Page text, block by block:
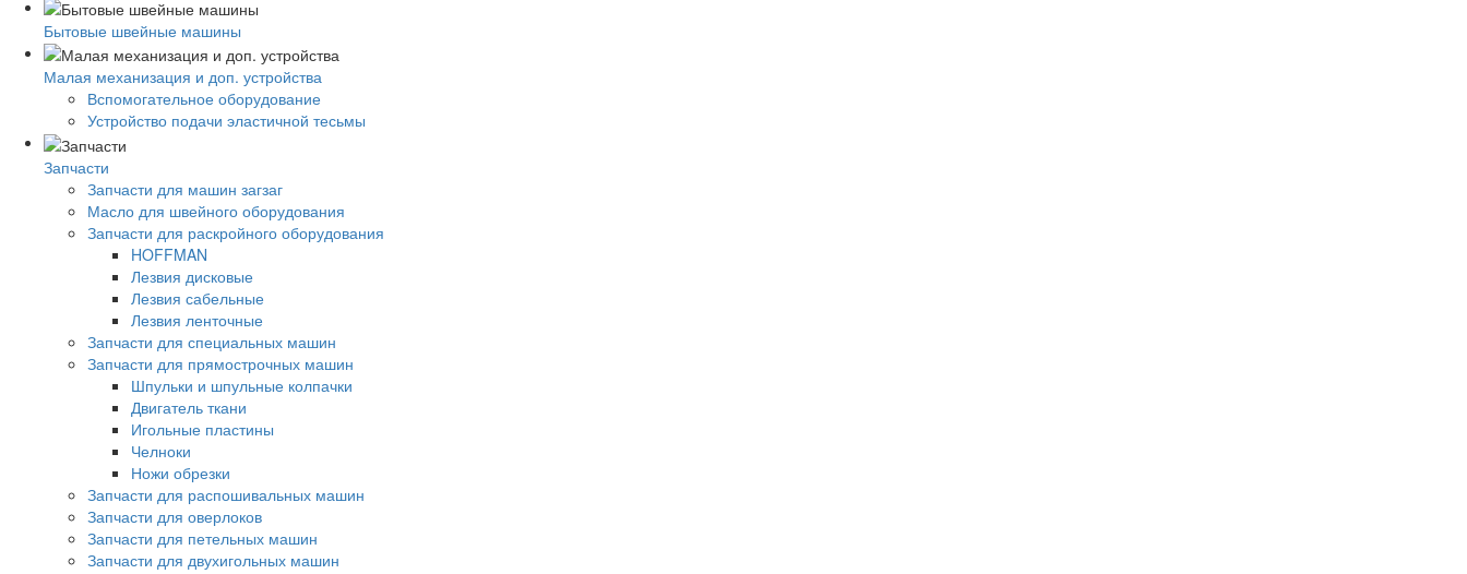
Бытовые швейные машины
Малая механизация и доп. устройства
Вспомогательное оборудование
Устройство подачи эластичной тесьмы
Запчасти
Запчасти для машин загзаг
Масло для швейного оборудования
Запчасти для раскройного оборудования
HOFFMAN
Лезвия дисковые
Лезвия сабельные
Лезвия ленточные
Запчасти для специальных машин
Запчасти для прямострочных машин
Шпульки и шпульные колпачки
Двигатель ткани
Игольные пластины
Челноки
Ножи обрезки
Запчасти для распошивальных машин
Запчасти для оверлоков
Запчасти для петельных машин
Запчасти для двухигольных машин